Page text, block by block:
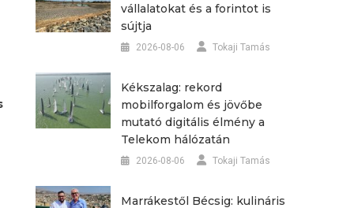
vállalatokat és a forintot is
sújtja
2026-08-06 Tokaji Tamás
Kékszalag: rekord
mobilforgalom és jövőbe
mutató digitális élmény a
Telekom hálózatán
2026-08-06 Tokaji Tamás
Marrákestől Bécsig: kulináris